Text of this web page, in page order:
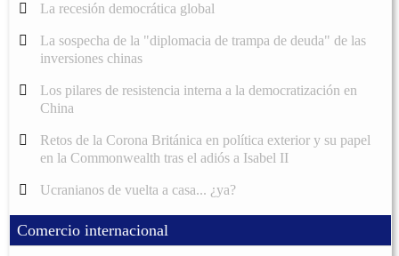
La recesión democrática global
La sospecha de la "diplomacia de trampa de deuda" de las
inversiones chinas
Los pilares de resistencia interna a la democratización en
China
Retos de la Corona Británica en política exterior y su papel
en la Commonwealth tras el adiós a Isabel II
Ucranianos de vuelta a casa... ¿ya?
Comercio internacional